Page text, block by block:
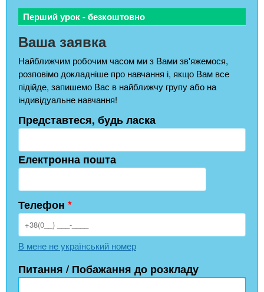
Перший урок - безкоштовно
Ваша заявка
Найближчим робочим часом ми з Вами зв'яжемося,
розповімо докладніше про навчання і, якщо Вам все
підійде, запишемо Вас в найближчу групу або на
індивідуальне навчання!
Представтеся, будь ласка
Електронна пошта
Телефон *
В мене не український номер
Питання / Побажання до розкладу